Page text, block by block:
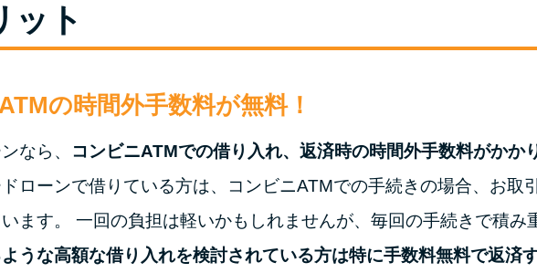
ット
の時間外手数料が無料！
なら、 コンビニATMでの借り入れ、返済時の時間外手数料がかか
ローンで借りている方は、コンビニATMでの手続きの場合、お取
ます。 一回の負担は軽いかもしれませんが、毎回の手続きで積み
うな高額な借り入れを検討されている方は特に手数料無料で返済